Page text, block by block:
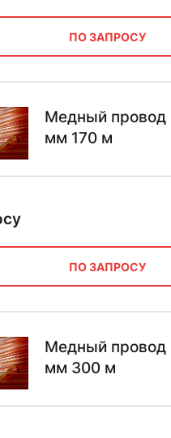
ПО ЗАПРОСУ
Медный
мм 170 м
ПО ЗАПРОСУ
Медный
мм 300 м